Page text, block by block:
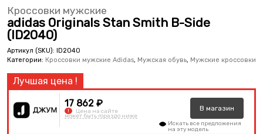
Кроссовки мужские
adidas Originals Stan Smith B-Side
(ID2040)
Артикул (SKU):
ID2040
Категории: Кроссовки мужские Adidas, Мужская обувь, Мужские кроссовки
17 862 ₽
! Цена на сайте
может быть гораздо ниже
В магазин
Искать все предложения
на эту модель